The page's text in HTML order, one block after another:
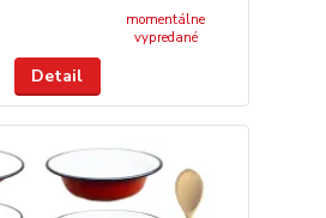
momentálne
vypredané
Detail